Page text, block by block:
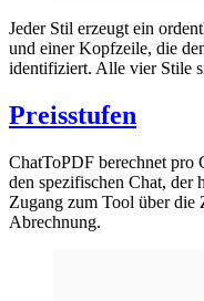
Jeder Stil erzeugt ein
und einer Kopfzeile, die
identifiziert. Alle vier Stile
Preisstufen
ChatToPDF berechnet
den spezifischen Chat, der
Zugang zum Tool über die
Abrechnung.